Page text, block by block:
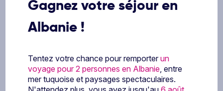
Ce prix comprend
retour (billets émis dès la réservation sur vol
low-cost) - (escale possible à l'aller ou/et au
retour)
Gagnez votre séjour en
Albanie !
Tentez votre chance pour remporterun
voyage pour 2 personnes en Albanie, entre
mer tuquoise et paysages spectaculaires.